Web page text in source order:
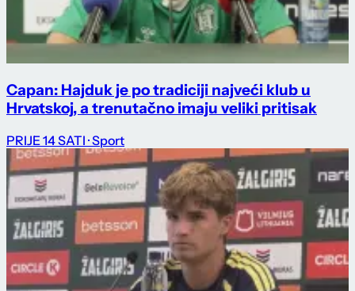
Capan: Hajduk je po tradiciji najveći klub u
Hrvatskoj, a trenutačno imaju veliki pritisak
PRIJE 14 SATI · Sport